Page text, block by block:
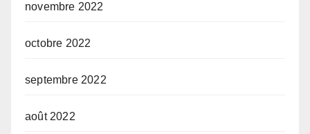
novembre 2022
octobre 2022
septembre 2022
août 2022